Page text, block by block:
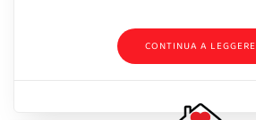
CONTINUA A LEGGERE